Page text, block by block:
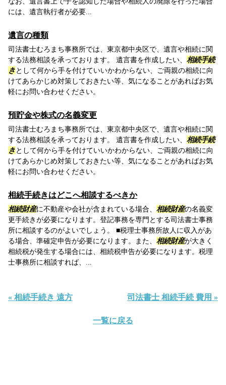
には、遺言執行者が必要...
遺言の種類
司法書士むろまち事務所では、東京都中央区で、遺言や相続に関
する法務相談を承っております。 遺言書を作成したい、 相続手続
きとして何から手を付けていいかわからない、ご両親の相続に向
けてあらかじめ対策しておきたい等、気になることがあればお気
軽にお問い合わせください。
預貯金や株式の名義変更
司法書士むろまち事務所では、東京都中央区で、遺言や相続に関
する法務相談を承っております。 遺言書を作成したい、 相続手続
きとして何から手を付けていいかわからない、ご両親の相続に向
けてあらかじめ対策しておきたい等、気になることがあればお気
軽にお問い合わせください。
相続手続きはどこへ相談するべきか
相続財産に不動産や会社が含まれている場合、 相続財産の名義変
更手続きが必要になります。登記事務を専門とする司法書士事務
所に相談するのがよいでしょう。 ■税理士事務所故人に収入があ
る場合、準確定申告が必要になります。また、 相続財産が大きく
相続税が発生する場合には、相続税申告が必要になります。税理
士事務所に相談すれば、...
« 相続手続き 遠方 司法書士 相続手続 費用 »
一覧に戻る